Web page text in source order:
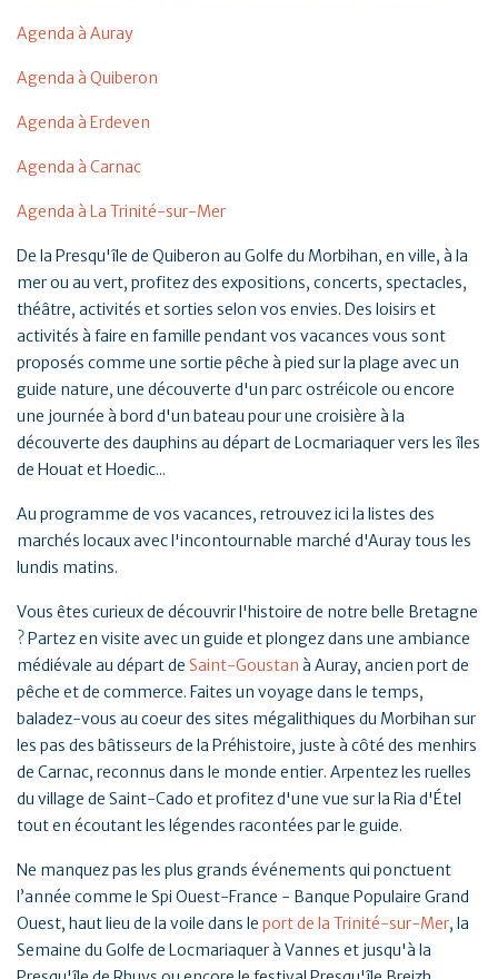
Agenda à Auray
Agenda à Quiberon
Agenda à Erdeven
Agenda à Carnac
Agenda à La Trinité-sur-Mer
De la Presqu'île de Quiberon au Golfe du Morbihan, en ville, à la
mer ou au vert, profitez des expositions, concerts, spectacles,
théâtre, activités et sorties selon vos envies. Des loisirs et
activités à faire en famille pendant vos vacances vous sont
proposés comme une sortie pêche à pied sur la plage avec un
guide nature, une découverte d'un parc ostréicole ou encore
une journée à bord d'un bateau pour une croisière à la
découverte des dauphins au départ de Locmariaquer vers les îles
de Houat et Hoedic...
Au programme de vos vacances, retrouvez ici la listes des
marchés locaux avec l'incontournable marché d'Auray tous les
lundis matins.
Vous êtes curieux de découvrir l'histoire de notre belle Bretagne
? Partez en visite avec un guide et plongez dans une ambiance
médiévale au départ de Saint-Goustan à Auray, ancien port de
pêche et de commerce. Faites un voyage dans le temps,
baladez-vous au coeur des sites mégalithiques du Morbihan sur
les pas des bâtisseurs de la Préhistoire, juste à côté des menhirs
de Carnac, reconnus dans le monde entier. Arpentez les ruelles
du village de Saint-Cado et profitez d'une vue sur la Ria d'Étel
tout en écoutant les légendes racontées par le guide.
Ne manquez pas les plus grands événements qui ponctuent
l’année comme le Spi Ouest-France - Banque Populaire Grand
Ouest, haut lieu de la voile dans le port de la Trinité-sur-Mer, la
Semaine du Golfe de Locmariaquer à Vannes et jusqu'à la